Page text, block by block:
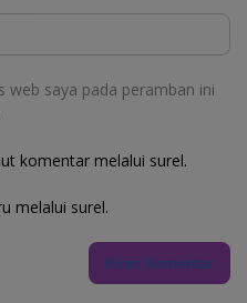
web saya pada peramban ini
komentar melalui surel.
melalui surel.